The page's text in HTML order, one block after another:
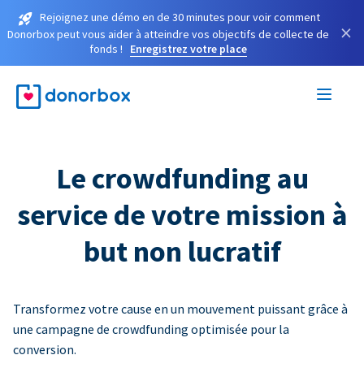
Rejoignez une démo en de 30 minutes pour voir comment
Donorbox peut vous aider à atteindre vos objectifs de collecte de
fonds !
Enregistrez votre place
×
Le crowdfunding au
service de votre mission à
but non lucratif
Transformez votre cause en un mouvement puissant grâce à
une campagne de crowdfunding optimisée pour la
conversion.